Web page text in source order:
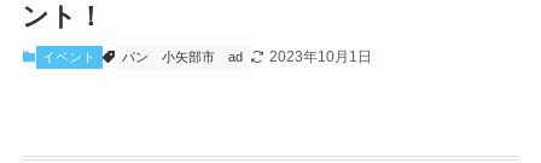
ント！
イベント パン 小矢部市 ad 2023年10月1日